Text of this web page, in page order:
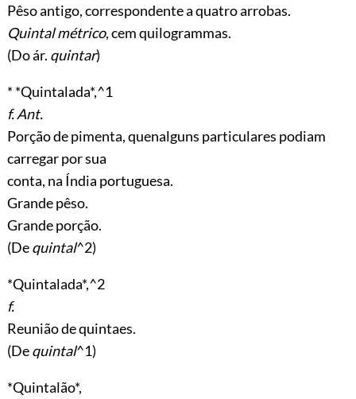
Pêso antigo, correspondente a quatro arrobas.
Quintal métrico, cem quilogrammas.
(Do ár. quintar)
* *Quintalada*,^1
f. Ant.
Porção de pimenta, quenalguns particulares podiam
carregar por sua
conta, na Índia portuguesa.
Grande pêso.
Grande porção.
(Dequintal^2)
*Quintalada*,^2
f.
Reunião de quintaes.
(Dequintal^1)
*Quintalão*,